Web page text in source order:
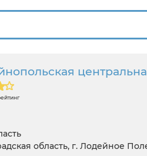
область, г. Лодейное